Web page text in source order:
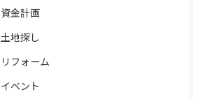
資金計画
土地探し
リフォーム
イベント